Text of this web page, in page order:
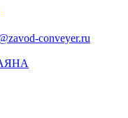
conveyer.ru